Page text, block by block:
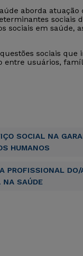
aborda atuação
sociais
sociais em saúde,
sociais que
entre usuários,
SOCIAL NA
HUMANOS
PROFISSIONAL
NA SAÚDE